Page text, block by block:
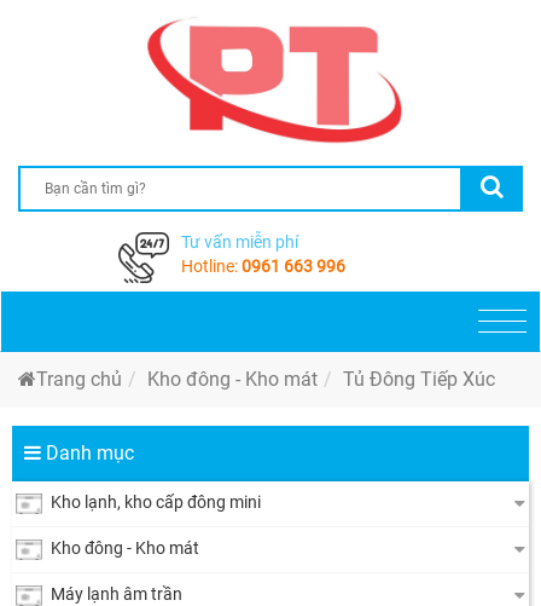
Tư vấn miễn phí
Hotline:0961 663 996
Trang chủ Kho đông - Kho mát Tủ Đông Tiếp Xúc
Danh mục
Kho lạnh, kho cấp đông mini
Kho đông - Kho mát
Máy lạnh âm trần